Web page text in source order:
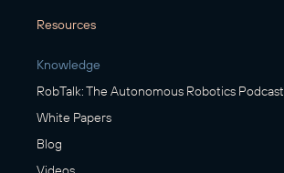
Resources
Knowledge
RobTalk: The Autonomous Robotics Podcast
White Papers
Blog